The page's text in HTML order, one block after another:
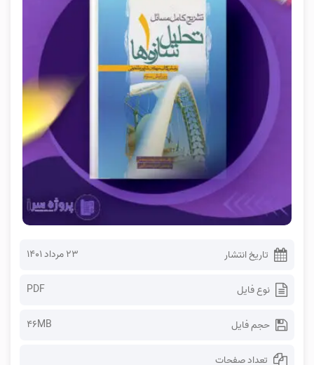
تاریخ انتشار ۲۳ مرداد ۱۴۰۱
نوع فایل PDF
حجم فایل 46MB
تعداد صفحات